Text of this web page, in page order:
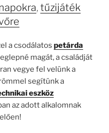
, tűzijáték
a csodálatos petárda
magát, a családját
vegye fel velünk a
segítünk a
eszköz
az adott alkalomnak